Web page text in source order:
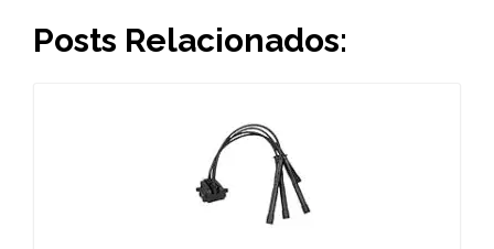
Posts Relacionados: